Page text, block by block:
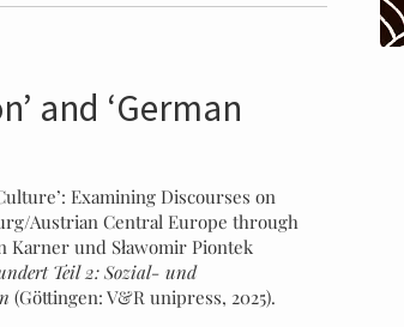
and ‘German
Examining Discourses on
Austrian Central Europe through
Karner und Sławomir Piontek
Teil 2: Sozial- und
(Göttingen: V&R unipress, 2025).